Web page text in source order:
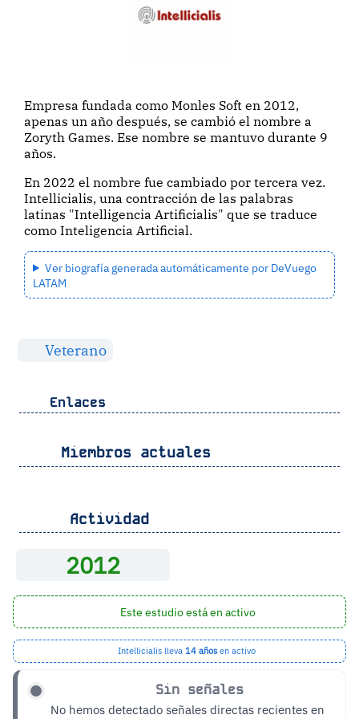
Empresa fundada como Monles Soft en 2012,
apenas un año después, se cambió el nombre a
Zoryth Games. Ese nombre se mantuvo durante 9
años.
En 2022 el nombre fue cambiado por tercera vez.
Intellicialis, una contracción de las palabras
latinas "Intelligencia Artificialis" que se traduce
como Inteligencia Artificial.
Ver biografía generada automáticamente por DeVuego
LATAM
Veterano
Enlaces
Miembros actuales
Actividad
2012
Este estudio está en activo
Intellicialis lleva 14 añosen activo
Sin señales
No hemos detectado señales directas recientes en